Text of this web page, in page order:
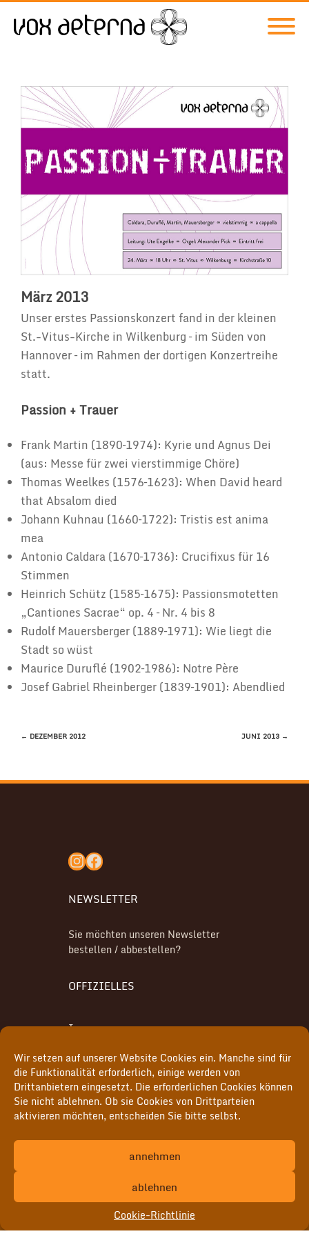
Wir setzen auf unserer Website Cookies ein. Manche sind für
die Funktionalität erforderlich, einige werden von
Drittanbietern eingesetzt. Die erforderlichen Cookies können
Sie nicht ablehnen. Ob sie Cookies von Drittparteien
aktivieren möchten, entscheiden Sie bitte selbst.
annehmen
ablehnen
Cookie-Richtlinie
März 2013
Unser erstes Passionskonzert fand in der kleinen
St.-Vitus-Kirche in Wilkenburg – im Süden von
Hannover – im Rahmen der dortigen Konzertreihe
statt.
Passion + Trauer
Frank Martin (1890–1974): Kyrie und Agnus Dei
(aus: Messe für zwei vierstimmige Chöre)
Thomas Weelkes (1576–1623): When David heard
that Absalom died
Johann Kuhnau (1660–1722): Tristis est anima
mea
Antonio Caldara (1670–1736): Crucifixus für 16
Stimmen
Heinrich Schütz (1585–1675): Passionsmotetten
„Cantiones Sacrae“ op. 4 – Nr. 4 bis 8
Rudolf Mauersberger (1889–1971): Wie liegt die
Stadt so wüst
Maurice Duruflé (1902–1986): Notre Père
Josef Gabriel Rheinberger (1839–1901): Abendlied
BEITRAGSNAVIGATION
← DEZEMBER 2012 JUNI 2013 →
Instagram
Facebook
NEWSLETTER
Sie möchten unseren Newsletter
bestellen / abbestellen?
OFFIZIELLES
Impressum
Datenschutz
Cookie-Richtlinie (EU)
© vox aeterna e. V. | alle Rechte vorbehalten